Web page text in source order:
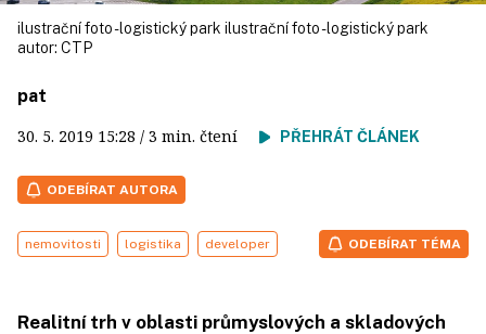
ilustrační foto - logistický park ilustrační foto - logistický park
autor: CTP
pat
30. 5. 2019 15:28 / 3 min. čtení PŘEHRÁT ČLÁNEK
ODEBÍRAT AUTORA
nemovitosti logistika developer ODEBÍRAT TÉMA
Realitní trh v oblasti průmyslových a skladových